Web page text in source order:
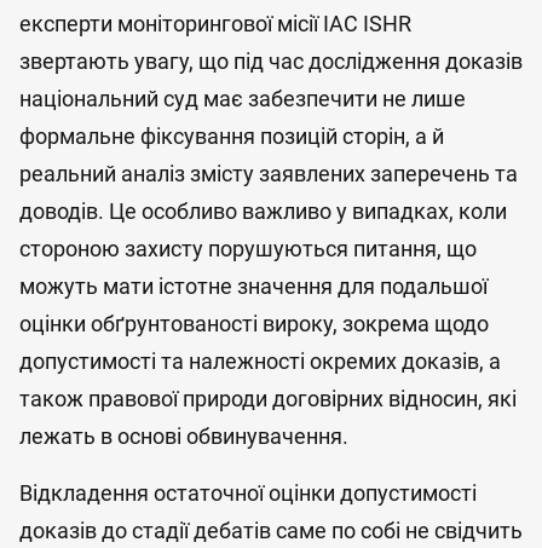
експерти моніторингової місії IAC ISHR
звертають увагу, що під час дослідження доказів
національний суд має забезпечити не лише
формальне фіксування позицій сторін, а й
реальний аналіз змісту заявлених заперечень та
доводів. Це особливо важливо у випадках, коли
стороною захисту порушуються питання, що
можуть мати істотне значення для подальшої
оцінки обґрунтованості вироку, зокрема щодо
допустимості та належності окремих доказів, а
також правової природи договірних відносин, які
лежать в основі обвинувачення.
Відкладення остаточної оцінки допустимості
доказів до стадії дебатів саме по собі не свідчить